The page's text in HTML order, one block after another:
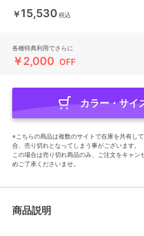
￥15,530 税込
各種特典利用でさらに
￥2,000 OFF
カラー・サイ
※こちらの商品は複数のサイトで在庫を共有し
合、売り切れとなってしまう事がございます。
この場合は売り切れ商品のみ、ご注文をキャ
めご了承くださいませ。
商品説明